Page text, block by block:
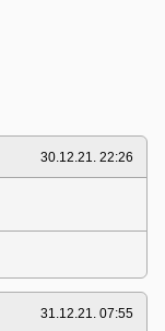
30.12.21. 22:26
31.12.21. 07:55